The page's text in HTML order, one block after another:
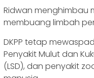
Ridwan menghimbau
membuang limbah
DKPP tetap
Penyakit Mulut dan
(LSD), dan penyakit